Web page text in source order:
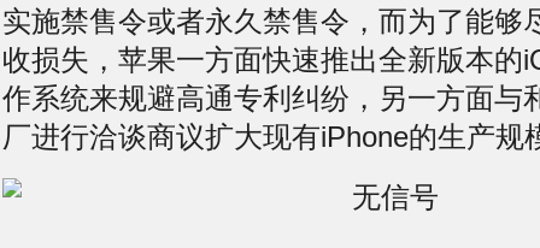
实施禁售令或者永久禁售令，而为了能够
收损失，苹果一方面快速推出全新版本的
作系统来规避高通专利纠纷，另一方面与
厂进行洽谈商议扩大现有iPhone的生产规